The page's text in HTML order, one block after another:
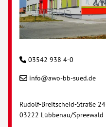
03542 938 4-0
info@awo-bb-sued.de
Rudolf-Breitscheid-Straße 24
03222 Lübbenau/Spreewald